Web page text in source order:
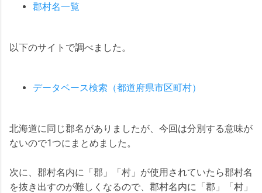
郡村名一覧
以下のサイトで調べました。
データベース検索（都道府県市区町村）
北海道に同じ郡名がありましたが、今回は分別する意味が
ないので1つにまとめました。
次に、郡村名内に「郡」「村」が使用されていたら郡村名
を抜き出すのが難しくなるので、郡村名内に「郡」「村」